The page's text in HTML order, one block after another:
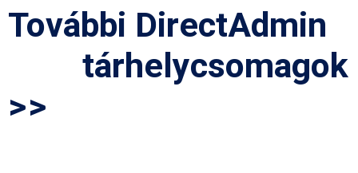
További DirectAdmin
tárhelycsomagok
>>